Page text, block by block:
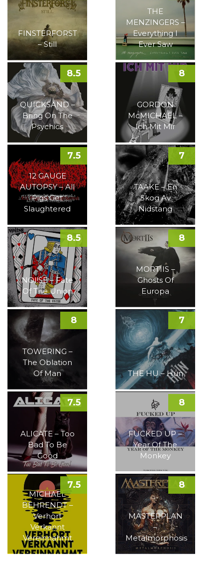
FINSTERFORST
– Still
THE
MENZINGERS –
Everything I
Ever Saw
QUICKSAND –
Bring On The
Psychics
8.5
GORDON
McMICHAEL –
Ich Mit Mir
8
12 GAUGE
AUTOPSY – All
Pigs Get
Slaughtered
7.5
TAAKE – En
Skog Av
Nidstang
7
NOI!SE – Fate
Of The Union
8.5
MORTIIS –
Ghosts Of
Europa
8
TOWERING –
The Oblation
Of Man
8
THE HU – Hun
7
ALICATE – Too
Bad To Be
Good
7.5
FUCKED UP –
Year Of The
Monkey
8
MICHAEL
BEHRENDT –
Verhört
Verkannt
Vereinnahmt
7.5
MASTERPLAN
–
Metalmorphosis
8